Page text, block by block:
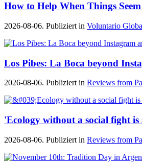
How to Help When Things
2026-08-06. Publiziert in Voluntario
Los Pibes: La Boca beyond
2026-08-06. Publiziert in Reviews from
'Ecology without a social fight
2026-08-06. Publiziert in Reviews from